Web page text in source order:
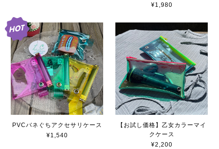
¥1,980
PVCバネぐちアクセサリケース
¥1,540
【お試し価格】乙女カラーマイ
クケース
¥2,200